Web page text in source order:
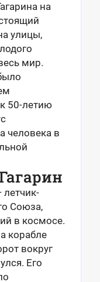
на
улицы,
мир.
50-летию
человека в
Союза,
в космосе.
корабле
вокруг
Его